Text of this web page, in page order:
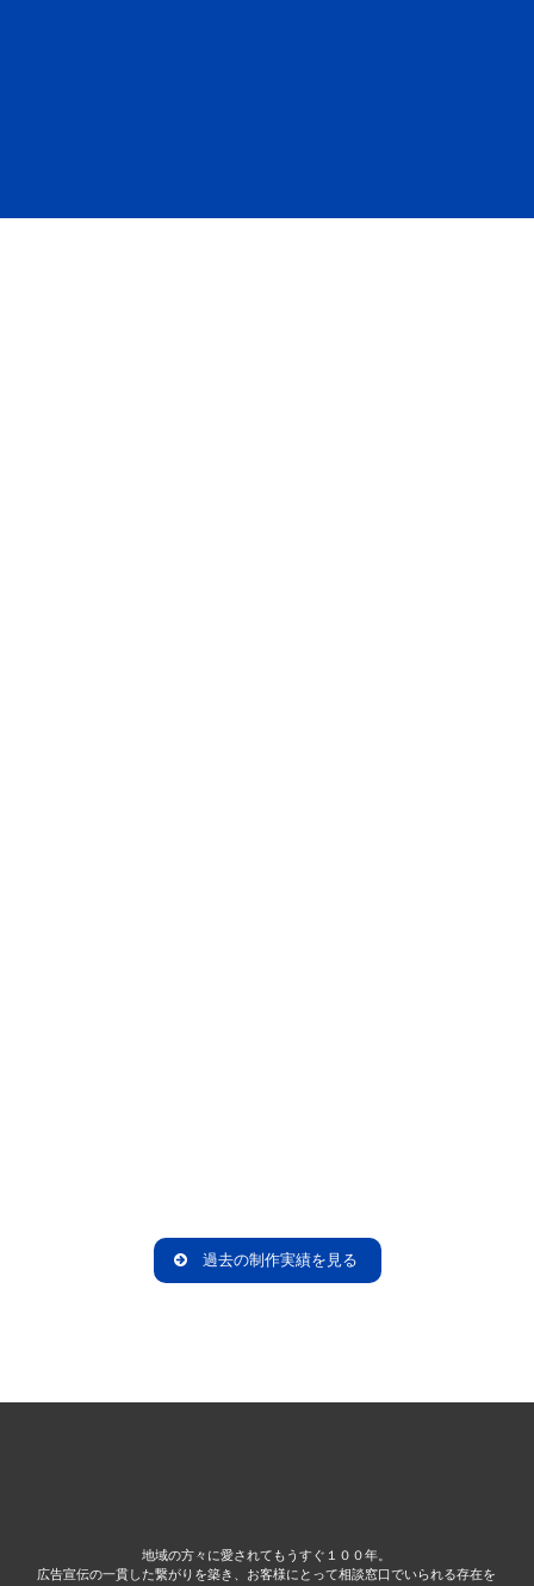
過去の制作実績を見る
地域の方々に愛されてもうすぐ１００年。
広告宣伝の一貫した繋がりを築き、お客様にとって相談窓口でいられる存在を